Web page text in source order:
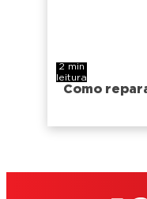
2 min
leitura
Como